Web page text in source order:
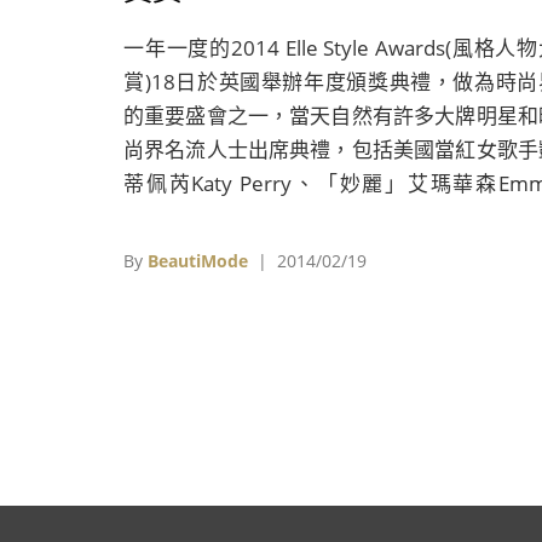
一年一度的2014 Elle Style Awards(風格人物
賞)18日於英國舉辦年度頒獎典禮，做為時尚
的重要盛會之一，當天自然有許多大牌明星
尚界名流人士出席典禮，包括美國當紅女歌
蒂佩芮Katy Perry、「妙麗」艾瑪華森
Williams、最近剛出櫃的搞怪名模卡拉迪樂芬
By BeautiMode | 2014/02/19